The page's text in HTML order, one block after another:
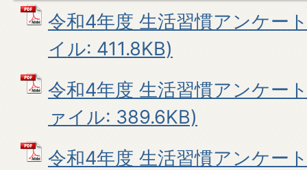
令和4年度 生活習慣アンケー
イル: 411.8KB)
令和4年度 生活習慣アンケー
ァイル: 389.6KB)
令和4年度 生活習慣アンケー